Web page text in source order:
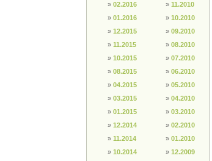
» 02.2016
» 01.2016
» 12.2015
» 11.2015
» 10.2015
» 08.2015
» 04.2015
» 03.2015
» 01.2015
» 12.2014
» 11.2014
» 10.2014
» 11.2010
» 10.2010
» 09.2010
» 08.2010
» 07.2010
» 06.2010
» 05.2010
» 04.2010
» 03.2010
» 02.2010
» 01.2010
» 12.2009